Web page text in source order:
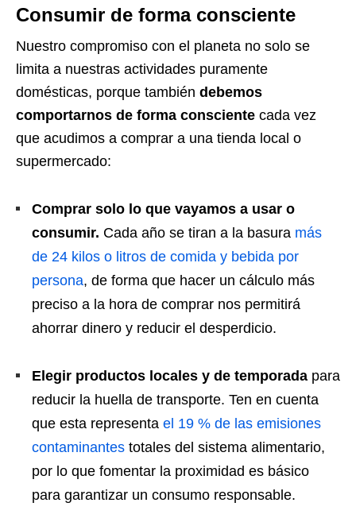
Consumir de forma consciente
Nuestro compromiso con el planeta no solo se
limita a nuestras actividades puramente
domésticas, porque también debemos
comportarnos de forma consciente cada vez
que acudimos a comprar a una tienda local o
supermercado:
Comprar solo lo que vayamos a usar o
consumir. Cada año se tiran a la basura más
de 24 kilos o litros de comida y bebida por
persona, de forma que hacer un cálculo más
preciso a la hora de comprar nos permitirá
ahorrar dinero y reducir el desperdicio.
Elegir productos locales y de temporada para
reducir la huella de transporte. Ten en cuenta
que esta representa el 19 % de las emisiones
contaminantes totales del sistema alimentario,
por lo que fomentar la proximidad es básico
para garantizar un consumo responsable.